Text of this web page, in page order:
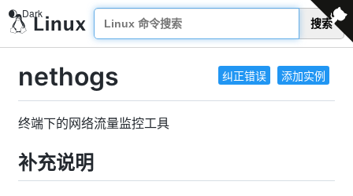
搜索
纠正错误 添加实例
nethogs
终端下的网络流量监控工具
补充说明